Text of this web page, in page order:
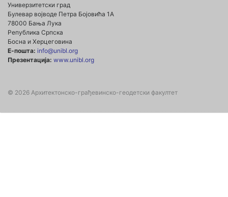
Универзитетски град
Булевар војводе Петра Бојовића 1А
78000 Бања Лука
Република Српска
Босна и Херцеговина
Е-пошта: info@unibl.org
Презентација: www.unibl.org
© 2026 Архитектонско-грађевинско-геодетски факултет